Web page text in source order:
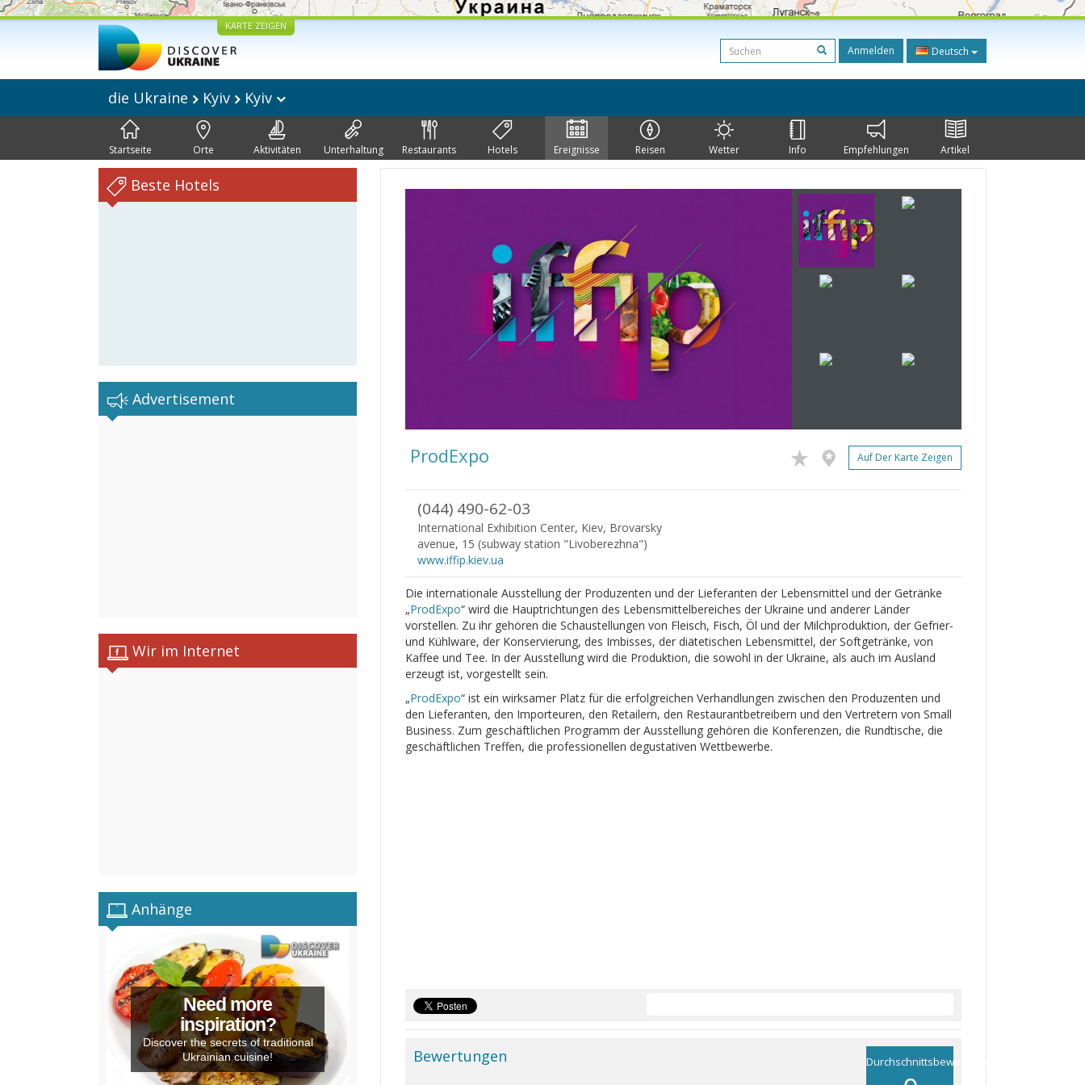
KARTE ZEIGEN
Anmelden Deutsch
die Ukraine Kyiv Kyiv
Startseite Orte Aktivitäten Unterhaltung Restaurants Hotels Ereignisse Reisen Wetter Info Empfehlungen Artikel
Beste Hotels
Advertisement
Wir im Internet
Anhänge
Need more
inspiration?
Discover the secrets of traditional
Ukrainian cuisine!
ProdExpo Auf Der Karte Zeigen
(044) 490-62-03
International Exhibition Center, Kiev, Brovarsky
avenue, 15 (subway station "Livoberezhna")
www.iffip.kiev.ua
Die internationale Ausstellung der Produzenten und der Lieferanten der Lebensmittel und der Getränke
„ProdExpo“ wird die Hauptrichtungen des Lebensmittelbereiches der Ukraine und anderer Länder
vorstellen. Zu ihr gehören die Schaustellungen von Fleisch, Fisch, Öl und der Milchproduktion, der Gefrier-
und Kühlware, der Konservierung, des Imbisses, der diätetischen Lebensmittel, der Softgetränke, von
Kaffee und Tee. In der Ausstellung wird die Produktion, die sowohl in der Ukraine, als auch im Ausland
erzeugt ist, vorgestellt sein.
„ProdExpo“ ist ein wirksamer Platz für die erfolgreichen Verhandlungen zwischen den Produzenten und
den Lieferanten, den Importeuren, den Retailern, den Restaurantbetreibern und den Vertretern von Small
Business. Zum geschäftlichen Programm der Ausstellung gehören die Konferenzen, die Rundtische, die
geschäftlichen Treffen, die professionellen degustativen Wettbewerbe.
Durchschnittsbewertung
Bewertungen